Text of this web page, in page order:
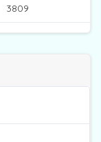
3809